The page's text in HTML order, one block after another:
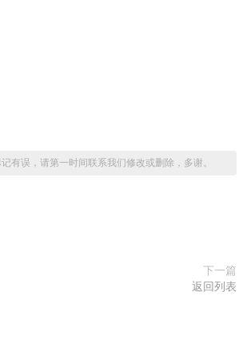
有误，请第一时间联系我们修改或删除，多谢。
下一篇
返回列表